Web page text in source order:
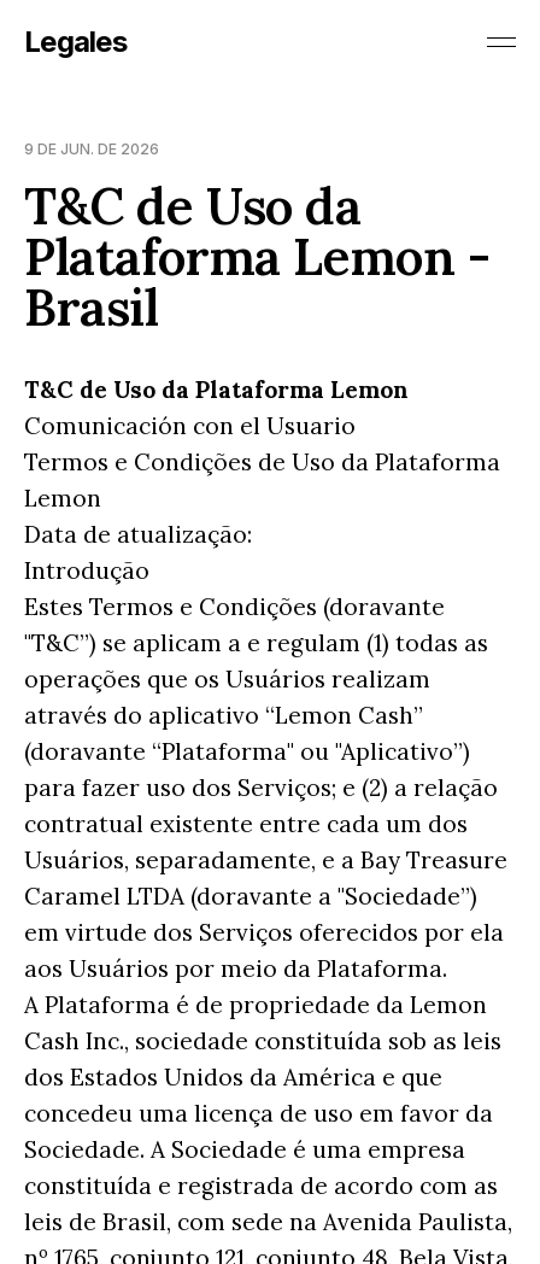
Legales
9 DE JUN. DE 2026
T&C de Uso da
Plataforma Lemon -
Brasil
T&C de Uso da Plataforma Lemon
Comunicación con el Usuario
Termos e Condições de Uso da Plataforma
Lemon
Data de atualização:
Introdução
Estes Termos e Condições (doravante
"T&C”) se aplicam a e regulam (1) todas as
operações que os Usuários realizam
através do aplicativo “Lemon Cash”
(doravante “Plataforma" ou "Aplicativo”)
para fazer uso dos Serviços; e (2) a relação
contratual existente entre cada um dos
Usuários, separadamente, e a Bay Treasure
Caramel LTDA (doravante a "Sociedade”)
em virtude dos Serviços oferecidos por ela
aos Usuários por meio da Plataforma.
A Plataforma é de propriedade da Lemon
Cash Inc., sociedade constituída sob as leis
dos Estados Unidos da América e que
concedeu uma licença de uso em favor da
Sociedade. A Sociedade é uma empresa
constituída e registrada de acordo com as
leis de Brasil, com sede na Avenida Paulista,
nº 1765, conjunto 121, conjunto 48, Bela Vista,